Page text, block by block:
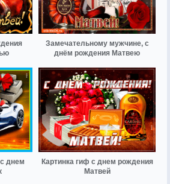
Замечательному мужчине, с
днём рождения Матвею
днем
Картинка гиф с днем рождения
Матвей